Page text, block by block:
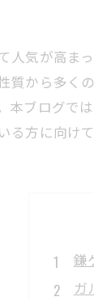
人気が高ま
質から多く
本ブログで
る方に向け
鎌
ガ